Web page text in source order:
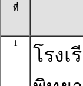
ที่
1
โรง